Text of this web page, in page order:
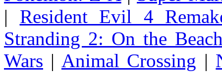
| Resident Evil 4
Stranding 2: On the
Wars | Animal Crossing |